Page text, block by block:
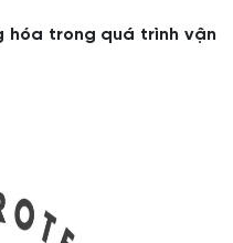
hóa trong quá trình vận